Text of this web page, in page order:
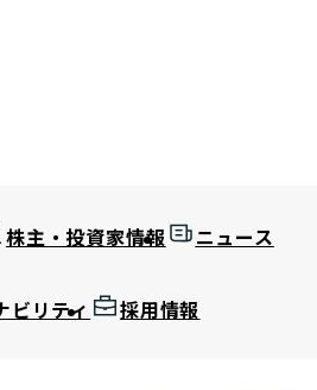
株主・投資家情報 ニュース
ビリティ 採用情報